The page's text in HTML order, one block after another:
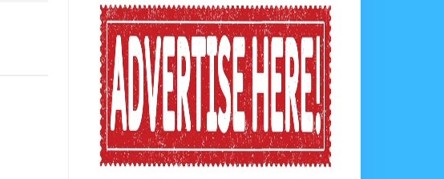
CHANJO ZA MIFUGO
KUIMARISHA USALAMA